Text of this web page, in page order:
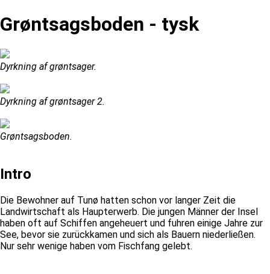
Grøntsagsboden - tysk
Dyrkning af grøntsager.
Dyrkning af grøntsager 2.
Grøntsagsboden.
Intro
Die Bewohner auf Tunø hatten schon vor langer Zeit die
Landwirtschaft als Haupterwerb. Die jungen Männer der Insel
haben oft auf Schiffen angeheuert und fuhren einige Jahre zur
See, bevor sie zurückkamen und sich als Bauern niederließen.
Nur sehr wenige haben vom Fischfang gelebt.